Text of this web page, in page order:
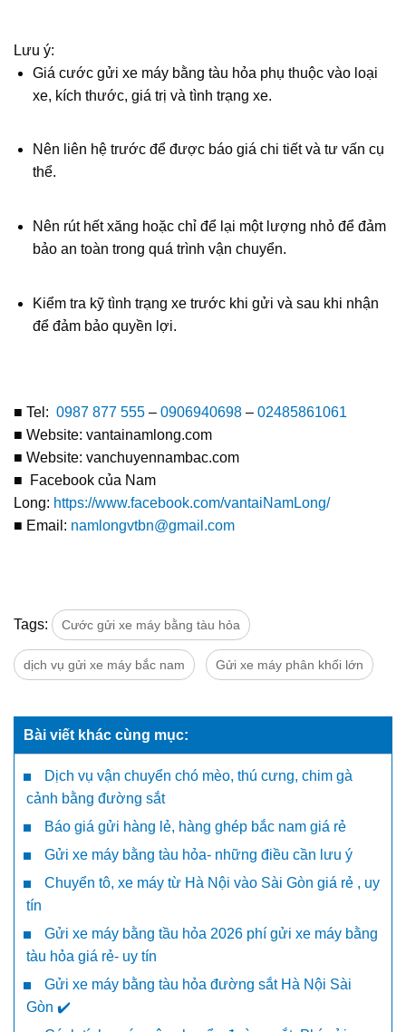
Lưu ý:
Giá cước gửi xe máy bằng tàu hỏa phụ thuộc vào loại
xe, kích thước, giá trị và tình trạng xe.
Nên liên hệ trước để được báo giá chi tiết và tư vấn cụ
thể.
Nên rút hết xăng hoặc chỉ để lại một lượng nhỏ để đảm
bảo an toàn trong quá trình vận chuyển.
Kiểm tra kỹ tình trạng xe trước khi gửi và sau khi nhận
để đảm bảo quyền lợi.
■ Tel: 0987 877 555 – 0906940698 – 02485861061
■ Website: vantainamlong.com
■ Website: vanchuyennambac.com
■ Facebook của Nam
Long: https://www.facebook.com/vantaiNamLong/
■ Email: namlongvtbn@gmail.com
Tags: Cước gửi xe máy bằng tàu hỏa
dịch vụ gửi xe máy bắc nam Gửi xe máy phân khối lớn
Bài viết khác cùng mục:
Dịch vụ vận chuyển chó mèo, thú cưng, chim gà
cảnh bằng đường sắt
Báo giá gửi hàng lẻ, hàng ghép bắc nam giá rẻ
Gửi xe máy bằng tàu hỏa- những điều cần lưu ý
Chuyển tô, xe máy từ Hà Nội vào Sài Gòn giá rẻ , uy
tín
Gửi xe máy bằng tầu hỏa 2026 phí gửi xe máy bằng
tàu hỏa giá rẻ- uy tín
Gửi xe máy bằng tàu hỏa đường sắt Hà Nội Sài
Gòn ✔️